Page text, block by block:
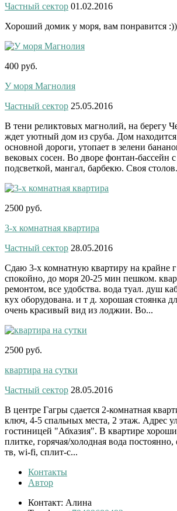
Частный сектор 01.02.2016
Хороший домик у моря, вам понравится
400 руб.
У моря Магнолия
Частный сектор 25.05.2016
В тени реликтовых магнолий, на берегу
ждет уютный дом из сруба. Дом находится
основной дороги, утопает в зелени
вековых сосен. Во дворе фонтан-бассейн
подсветкой, мангал, барбекю. Своя
2500 руб.
3-х комнатная квартира
Частный сектор 28.05.2016
Сдаю 3-х комнатную квартиру на крайне г
спокойно, до моря 20-25 мин пешком.
ремонтом, все удобства. вода туал. душ
кух оборудована. и т д. хорошая стоянка
очень красивый вид из лоджии. Во...
2500 руб.
квартира на сутки
Частный сектор 28.05.2016
В центре Гагры сдается 2-комнатная
ключ, 4-5 спальных места, 2 этаж. Адрес
гостиницей "Абхазия". В квартире
плитке, горячая/холодная вода
тв, wi-fi, сплит-с...
Контакты
Автор
Контакт: Алина